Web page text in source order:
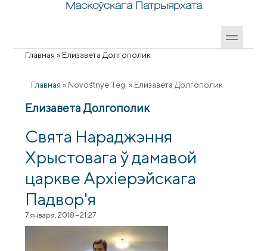
Маскоўскага Патрыярхата
Главная » Елизавета Долгополик
Главная » Novostnye Tegi » Елизавета Долгополик
Елизавета Долгополик
Свята Нараджэння
Хрыстовага ў дамавой
царкве Архіерэйскага
Падвор'я
7 января, 2018 - 21:27